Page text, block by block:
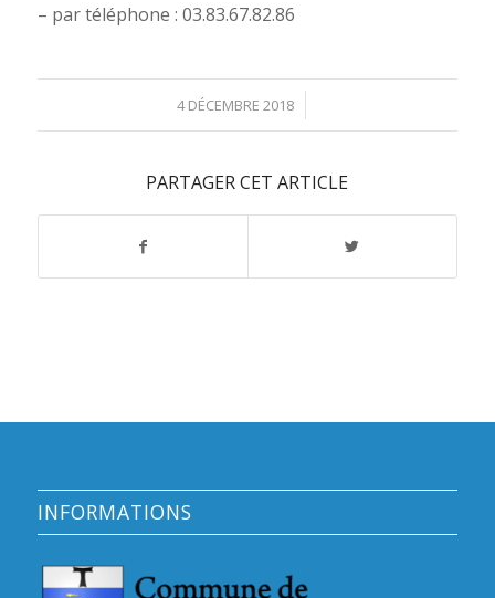
– par téléphone : 03.83.67.82.86
4 DÉCEMBRE 2018
/
PARTAGER CET ARTICLE
INFORMATIONS